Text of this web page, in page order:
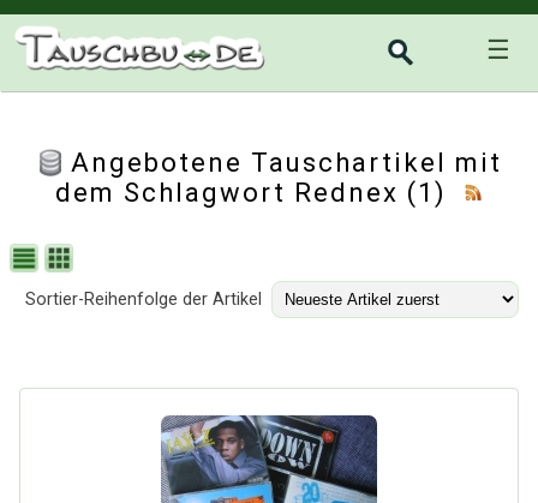
☰
Angebotene Tauschartikel mit
dem Schlagwort Rednex (1)
Sortier-Reihenfolge der Artikel